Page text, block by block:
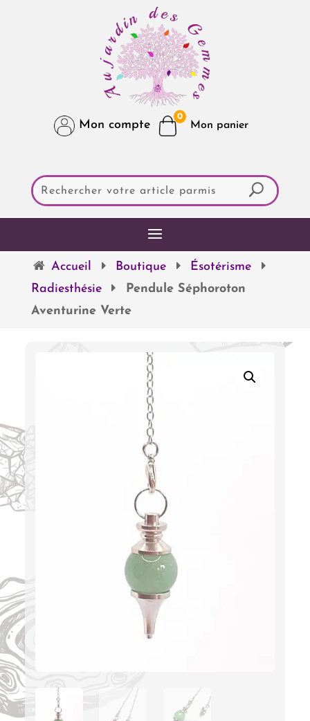
Mon compte
0
Accueil Boutique
Ésotérisme
Radiesthésie
Pendule Séphoroton
Aventurine Verte